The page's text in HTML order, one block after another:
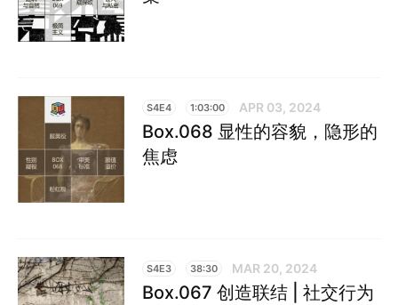
S4E4 1:03:00 APR 03, 2024
Box.068 显性的容貌，隐形的
焦虑
S4E3 38:30 MAR 20, 2024
Box.067 创造联结 | 社交行为